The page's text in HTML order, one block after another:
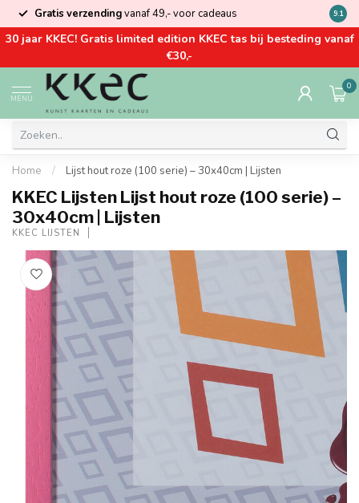
Gratis verzendingvanaf 49,- voor cadeaus Kom
9.1
30 jaar KKEC! Gratis limited edition KKEC tas bij besteding vanaf
€30,-
MENU
0
Home / Lijst hout roze (100 serie) – 30x40cm | Lijsten
KKEC Lijsten Lijst hout roze (100 serie) –
30x40cm | Lijsten
KKEC LIJSTEN